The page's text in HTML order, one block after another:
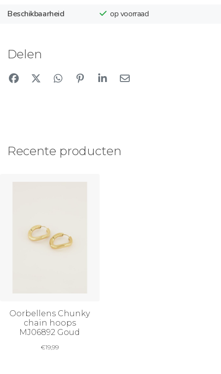
Beschikbaarheid op voorraad
Delen
Recente producten
Oorbellens Chunky
chain hoops
MJ06892 Goud
€19,99